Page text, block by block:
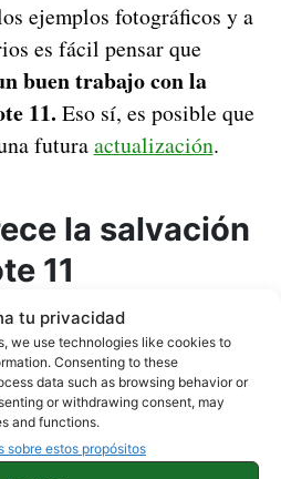
tu privacidad
we use technologies like cookies to
Consenting to these
data such as browsing behavior or
or withdrawing consent, may
and functions.
sobre estos propósitos
ejemplos fotográficos y a
es fácil pensar que
buen trabajo con la
11. Eso sí, es posible que
futuraactualización.
la salvación
11
que reseñan quejas de las
también dejan ver que la
el sensor. Esto
tiene una calidad
de Xiaomino lo